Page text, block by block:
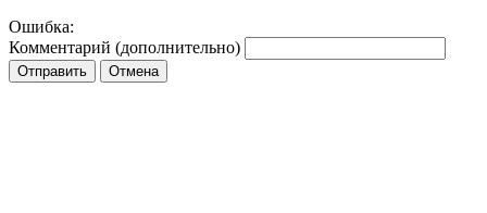
Ошибка:
Комментарий (дополнительно)
Отправить Отмена